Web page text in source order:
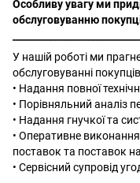
Особливу увагу ми
обслуговуванню
У нашій роботі ми
обслуговуванні покупців
• Надання повної
• Порівняльний аналіз
• Надання гнучкої та
• Оперативне
поставок та поставок
• Сервісний супровід